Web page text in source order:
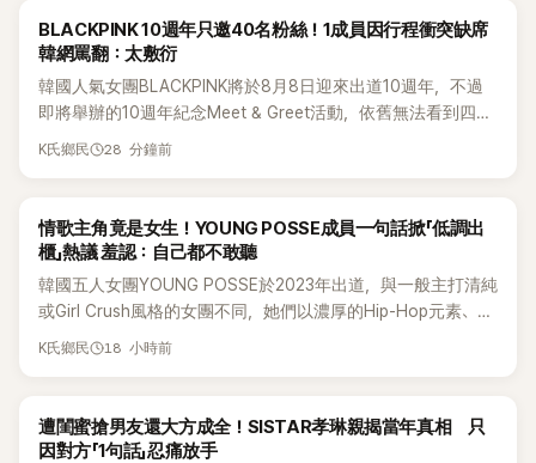
K-POP
BLACKPINK 10週年只邀40名粉絲！1成員因行程衝突缺席
韓網罵翻：太敷衍
韓國人氣女團BLACKPINK將於8月8日迎來出道10週年，不過
即將舉辦的10週年紀念Meet & Greet活動，依舊無法看到四人
合體。根據韓媒《MyDaily》7日報導，當天將由Jisoo（智秀）、
K氏鄉民 28 分鐘前
K-POP
情歌主角竟是女生！YOUNG POSSE成員一句話掀「低調出
櫃」熱議 羞認：自己都不敢聽
韓國五人女團YOUNG POSSE於2023年出道，與一般主打清純
或Girl Crush風格的女團不同，她們以濃厚的Hip-Hop元素、自
創Rap及成員親自參與創作為特色，MV也融入美式街頭、塗
為第五代女團中極具辨識度的新生代代表之一。
K氏鄉民 18 小時前
K-POP
遭閨蜜搶男友還大方成全！SISTAR孝琳親揭當年真相 只
因對方「1句話」忍痛放手